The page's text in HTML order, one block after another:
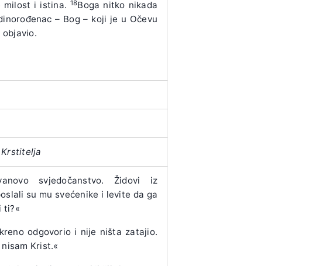
milost i istina. 18Boga nitko nikada
– Bog – koji je u Očevu
objavio.
Krstitelja
svjedočanstvo. Židovi iz
su mu svećenike i levite da ga
ti?«
odgovorio i nije ništa zatajio.
Krist.«